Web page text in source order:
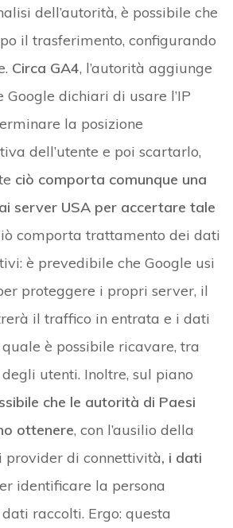
dell’autorità, è possibile che
il trasferimento, configurando
Circa GA4, l’autorità aggiunge
Google dichiari di usare l’IP
la posizione
dell’utente e poi scartarlo,
ciò comporta comunque una
server USA per accertare tale
comporta trattamento dei dati
è prevedibile che Google usi
proteggere i propri server, il
il traffico in entrata e i dati
è possibile ricavare, tra
degli utenti. Inoltre, sul piano
che le autorità di Paesi
ottenere, con l’ausilio della
provider di connettività, i dati
identificare la persona
raccolti. Ergo: questa